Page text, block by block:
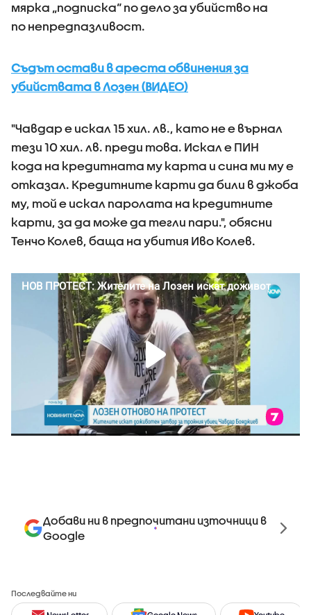
мярка „подписка“ по дело за убийство на
по непредпазливост.
Съдът остави в ареста обвинения за
убийствата в Лозен (ВИДЕО)
"Чавдар е искал 15 хил. лв., като не е върнал
тези 10 хил. лв. преди това. Искал е ПИН
кода на кредитната му карта и сина ми му е
отказал. Кредитните карти да били в джоба
му, той е искал паролата на кредитните
карти, за да може да тегли пари.", обясни ​
Тенчо Колев, баща на убития Иво Колев.
Добави ни в предпочитани източници в
Google
Последвайте ни